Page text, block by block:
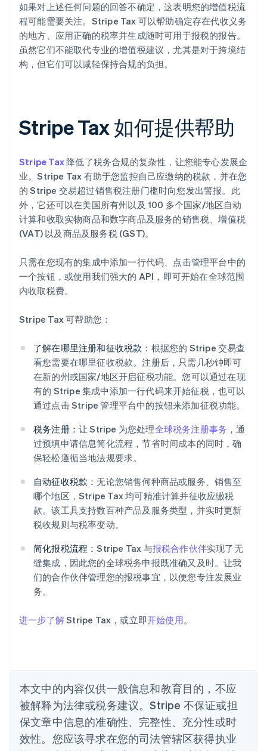
如果对上述任何问题的回答不确定，这表明您的增值税流
程可能需要关注。Stripe Tax 可以帮助确定存在代收义务
的地方、应用正确的税率并生成随时可用于报税的报告。
虽然它们不能取代专业的增值税建议，尤其是对于跨境结
构，但它们可以减轻保持合规的负担。
Stripe Tax 如何提供帮助
Stripe Tax降低了税务合规的复杂性，让您能专心发展企
业。Stripe Tax 有助于您监控自己应缴纳的税款，并在您
的 Stripe 交易超过销售税注册门槛时向您发出警报。此
外，它还可以在美国所有州以及 100 多个国家/地区自动
计算和收取实物商品和数字商品及服务的销售税、增值税
(VAT) 以及商品及服务税 (GST)。
只需在您现有的集成中添加一行代码、点击管理平台中的
一个按钮，或使用我们强大的 API，即可开始在全球范围
内收取税费。
Stripe Tax 可帮助您：
了解在哪里注册和征收税款 ：根据您的 Stripe 交易查
看您需要在哪里征收税款。注册后，只需几秒钟即可
在新的州或国家/地区开启征税功能。您可以通过在现
有的 Stripe 集成中添加一行代码来开始征税，也可以
通过点击 Stripe 管理平台中的按钮来添加征税功能。
税务注册： 让 Stripe 为您处理全球税务注册事务 ，通
过预填申请信息简化流程，节省时间成本的同时，确
保轻松遵循当地法规要求。
自动征收税款：无论您销售何种商品或服务、销售至
哪个地区，Stripe Tax 均可精准计算并征收应缴税
款。该工具支持数百种产品及服务类型，并实时更新
税收规则与税率变动。
简化报税流程：Stripe Tax 与报税合作伙伴实现了无
缝集成，因此您的全球税务申报既准确又及时。让我
们的合作伙伴管理您的报税事宜，以便您专注发展业
务。
进一步了解Stripe Tax，或立即开始使用。
本文中的内容仅供一般信息和教育目的，不应
被解释为法律或税务建议。Stripe 不保证或担
保文章中信息的准确性、完整性、充分性或时
效性。您应该寻求在您的司法管辖区获得执业
阿联酋
English
English
爱沙尼亚
English
奥地利
Deutsch
English
English
比利时
NederlandsFrançaisDeutschEnglish
波兰
English
丹麦
English